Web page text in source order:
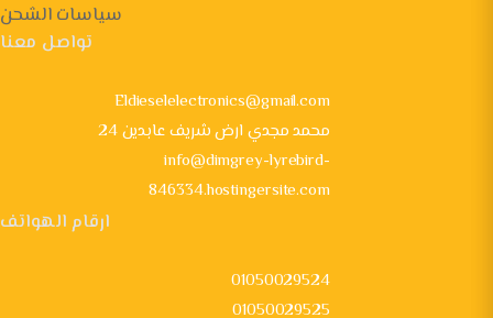
سياسات الشحن
تواصل معنا
Eldieselelectronics@gmail.com
24 محمد مجدي ارض شريف عابدين
info@dimgrey-lyrebird-
846334.hostingersite.com
ارقام الهواتف
01050029524
01050029525